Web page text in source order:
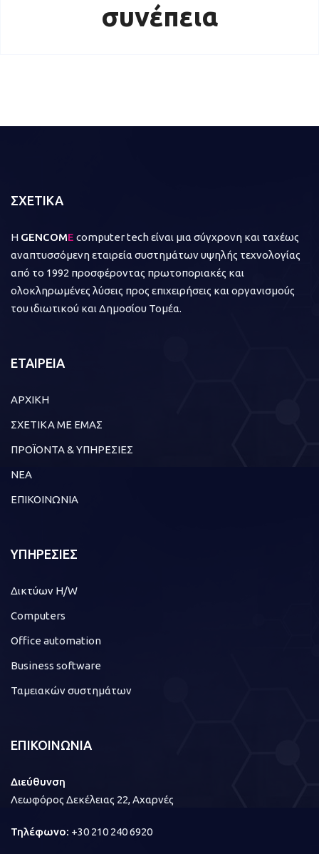
συνέπεια
ΣΧΕΤΙΚΑ
Η GENCOME computer tech είναι μια σύγχρονη και ταχέως
αναπτυσσόμενη εταιρεία συστημάτων υψηλής τεχνολογίας
από το 1992 προσφέροντας πρωτοποριακές και
ολοκληρωμένες λύσεις προς επιχειρήσεις και οργανισμούς
του ιδιωτικού και Δημοσίου Τομέα.
ΕΤΑΙΡΕΙΑ
ΑΡΧΙΚΗ
ΣΧΕΤΙΚΑ ΜΕ ΕΜΑΣ
ΠΡΟΪΟΝΤΑ & ΥΠΗΡΕΣΙΕΣ
ΝΕΑ
ΕΠΙΚΟΙΝΩΝΙΑ
ΥΠΗΡΕΣΙΕΣ
Δικτύων H/W
Computers
Office automation
Business software
Ταμειακών συστημάτων
ΕΠΙΚΟΙΝΩΝΙΑ
Διεύθυνση
Λεωφόρος Δεκέλειας 22, Αχαρνές
Τηλέφωνο: +30 210 240 6920